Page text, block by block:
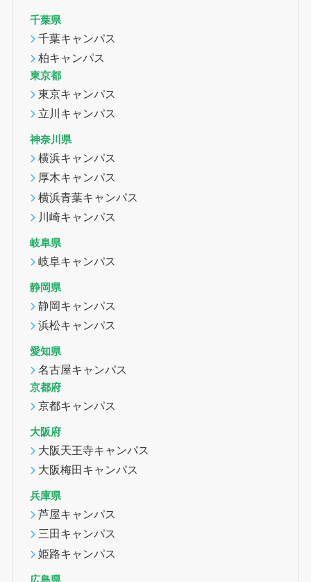
千葉県
千葉キャンパス
柏キャンパス
東京都
東京キャンパス
立川キャンパス
神奈川県
横浜キャンパス
厚木キャンパス
横浜青葉キャンパス
川崎キャンパス
岐阜県
岐阜キャンパス
静岡県
静岡キャンパス
浜松キャンパス
愛知県
名古屋キャンパス
京都府
京都キャンパス
大阪府
大阪天王寺キャンパス
大阪梅田キャンパス
兵庫県
芦屋キャンパス
三田キャンパス
姫路キャンパス
広島県